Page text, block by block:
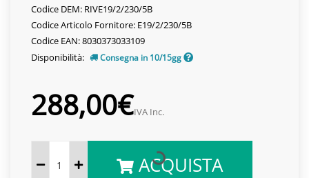
Codice DEM: RIVE19/2/230/5B
Codice Articolo Fornitore: E19/2/230/5B
Codice EAN: 8030373033109
Disponibilità:
Consegna in 10/15gg
288,00€IVA Inc.
ACQUISTA